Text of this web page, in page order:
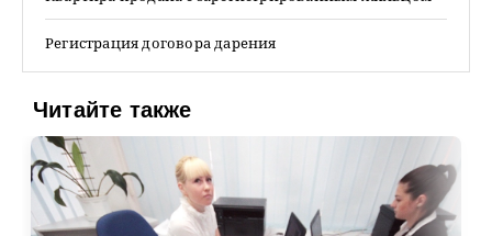
Регистрация договора дарения
Читайте также